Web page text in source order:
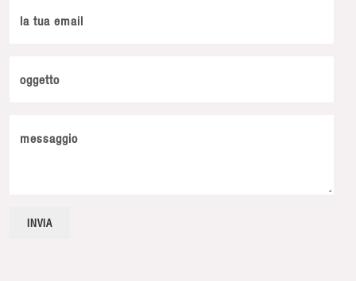
la tua email
oggetto
messaggio